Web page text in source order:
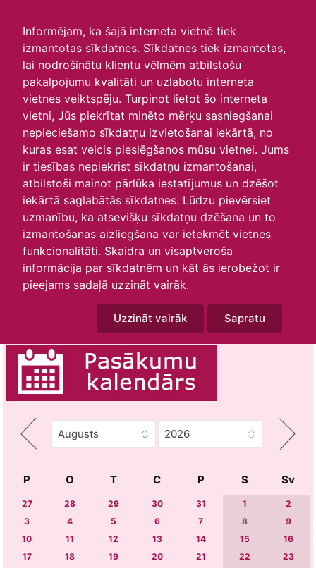
Informējam, ka šajā interneta vietnē tiek
izmantotas sīkdatnes. Sīkdatnes tiek izmantotas,
lai nodrošinātu klientu vēlmēm atbilstošu
pakalpojumu kvalitāti un uzlabotu interneta
vietnes veiktspēju. Turpinot lietot šo interneta
vietni, Jūs piekrītat minēto mērķu sasniegšanai
nepieciešamo sīkdatņu izvietošanai iekārtā, no
kuras esat veicis pieslēgšanos mūsu vietnei. Jums
ir tiesības nepiekrist sīkdatņu izmantošanai,
atbilstoši mainot pārlūka iestatījumus un dzēšot
iekārtā saglabātās sīkdatnes. Lūdzu pievērsiet
uzmanību, ka atsevišķu sīkdatņu dzēšana un to
izmantošanas aizliegšana var ietekmēt vietnes
funkcionalitāti. Skaidra un visaptveroša
informācija par sīkdatnēm un kāt ās ierobežot ir
pieejams sadaļā uzzināt vairāk.
Uzzināt vairāk Sapratu
Rīcības plāns
Rīcības plāns
30.10.2025
Rīcības plāns
Bioloģiskā daudzveidība
30.10.2025
Bioloģiskā daudzveidība
Rīcības plāns un mērķi
19.11.2024
P O T C P S Sv
27 28 29 30 31 1
2
3
4 5 6 7 8
9
10
11 12 13 14 15
16
17
18 19 20 21 22
23